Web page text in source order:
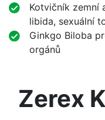
Kotvičník zemní
libida, sexuální
Ginkgo Biloba
orgánů
Zerex